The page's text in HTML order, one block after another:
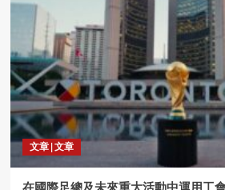
文章 | 文章